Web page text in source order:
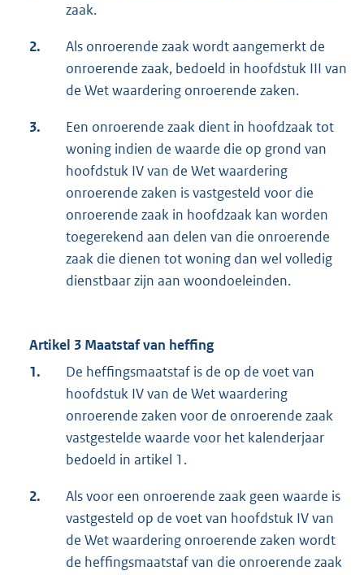
zaak.
2.
Als onroerende zaak wordt aangemerkt de
onroerende zaak, bedoeld in hoofdstuk III van
de Wet waardering onroerende zaken.
3.
Een onroerende zaak dient in hoofdzaak tot
woning indien de waarde die op grond van
hoofdstuk IV van de Wet waardering
onroerende zaken is vastgesteld voor die
onroerende zaak in hoofdzaak kan worden
toegerekend aan delen van die onroerende
zaak die dienen tot woning dan wel volledig
dienstbaar zijn aan woondoeleinden.
Artikel 3 Maatstaf van heffing
1.
De heffingsmaatstaf is de op de voet van
hoofdstuk IV van de Wet waardering
onroerende zaken voor de onroerende zaak
vastgestelde waarde voor het kalenderjaar
bedoeld in artikel 1.
2.
Als voor een onroerende zaak geen waarde is
vastgesteld op de voet van hoofdstuk IV van
de Wet waardering onroerende zaken wordt
de heffingsmaatstaf van die onroerende zaak